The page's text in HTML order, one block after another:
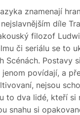
znamenají
díle
filozof
či seriálu se to
Scénách. Postavy
povídají, a
nejsou
to dva lidé, kteří si
snahu si